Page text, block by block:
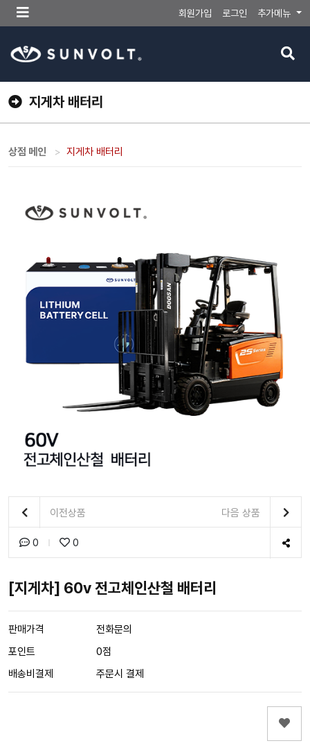
메
뉴
튼
회원가입 로그인 추가메뉴
검
버
지게차 배터리
상점 메인 지게차 배터리
이전상품 다음 상품
0 0
[지게차] 60v 전고체인산철 배터리
판매가격
전화문의
포인트
0점
배송비결제
주문시 결제